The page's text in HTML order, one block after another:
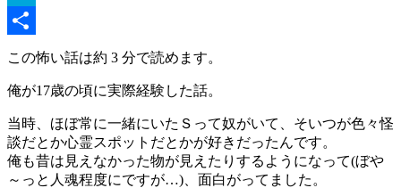
Hatena
この怖い話は約 3 分で読めます。
俺が17歳の頃に実際経験した話。
当時、ほぼ常に一緒にいたＳって奴がいて、そいつが色々怪
談だとか心霊スポットだとかが好きだったんです。
俺も昔は見えなかった物が見えたりするようになって(ぼや
～っと人魂程度にですが…)、面白がってました。